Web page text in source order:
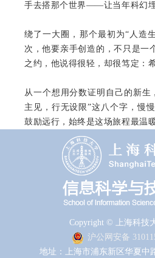
手去搭那个世界——让当年科幻
绕了一大圈，那个最初为“人造
次，他要亲手创造的，不只是一
之约，他说得很轻，却很笃定：
从一个想用分数证明自己的新
主见，行无设限”这八个字，慢
鼓励远行，始终是这场旅程最温
Copyright © 上海科技
沪公网安备
地址：上海市浦东新区华夏中